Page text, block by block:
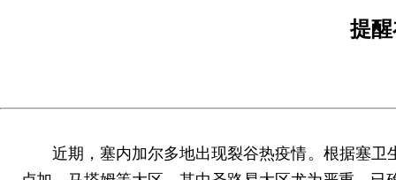
提
近期，塞内加尔多地出现裂谷热疫情。根据塞卫